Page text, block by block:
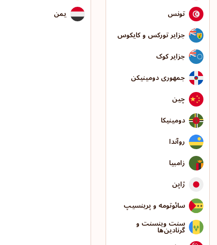
تونس
جزایر تورکس و کایکوس
جزایر کوک
جمهوری دومینیکن
چین
دومینیکا
روآندا
زامبیا
ژاپن
سائوتومه و پرینسیپ
سنت وینسنت و
گرنادین‌ها
یمن